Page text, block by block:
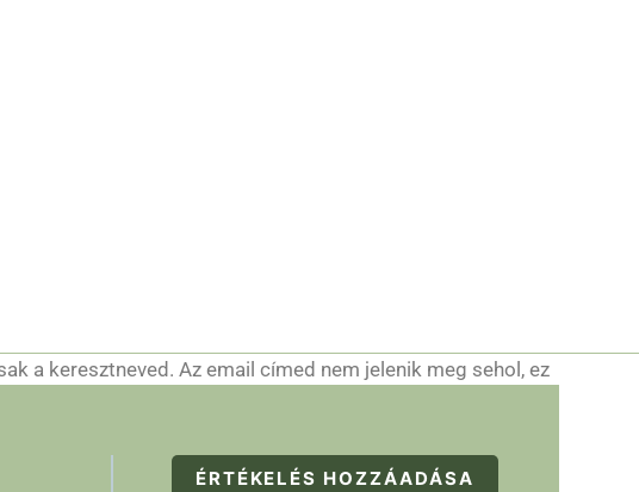
a keresztneved. Az email címed nem jelenik meg sehol, ez
ÉRTÉKELÉS HOZZÁADÁSA